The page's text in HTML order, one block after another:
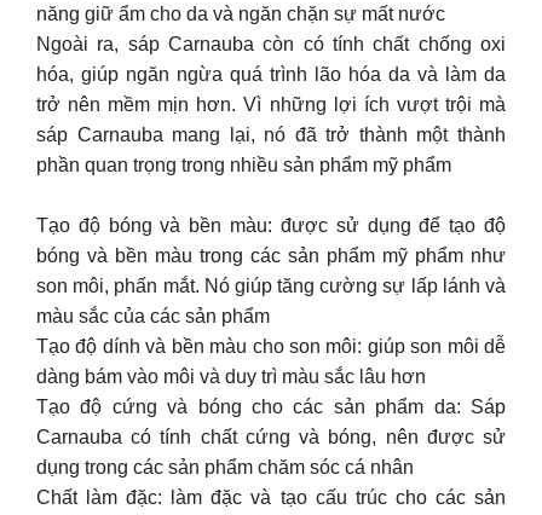
năng giữ ẩm cho da và ngăn chặn sự mất nước
Ngoài ra, sáp Carnauba còn có tính chất chống oxi
hóa, giúp ngăn ngừa quá trình lão hóa da và làm da
trở nên mềm mịn hơn. Vì những lợi ích vượt trội mà
sáp Carnauba mang lại, nó đã trở thành một thành
phần quan trọng trong nhiều sản phẩm mỹ phẩm
Tạo độ bóng và bền màu: được sử dụng để tạo độ
bóng và bền màu trong các sản phẩm mỹ phẩm như
son môi, phấn mắt. Nó giúp tăng cường sự lấp lánh và
màu sắc của các sản phẩm
Tạo độ dính và bền màu cho son môi: giúp son môi dễ
dàng bám vào môi và duy trì màu sắc lâu hơn
Tạo độ cứng và bóng cho các sản phẩm da: Sáp
Carnauba có tính chất cứng và bóng, nên được sử
dụng trong các sản phẩm chăm sóc cá nhân
Chất làm đặc: làm đặc và tạo cấu trúc cho các sản